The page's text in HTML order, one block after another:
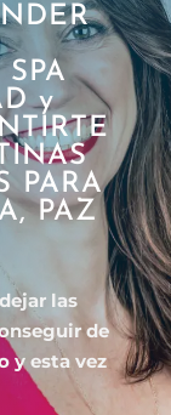
y
PARA
PAZ
las
de
y esta vez